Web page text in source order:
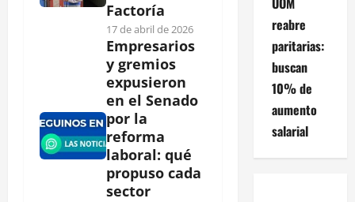
Factoría
17 de abril de 2026
Empresarios
y gremios
expusieron
en el Senado
por la
reforma
laboral: qué
propuso cada
sector
reabre
paritarias:
buscan
10% de
aumento
salarial